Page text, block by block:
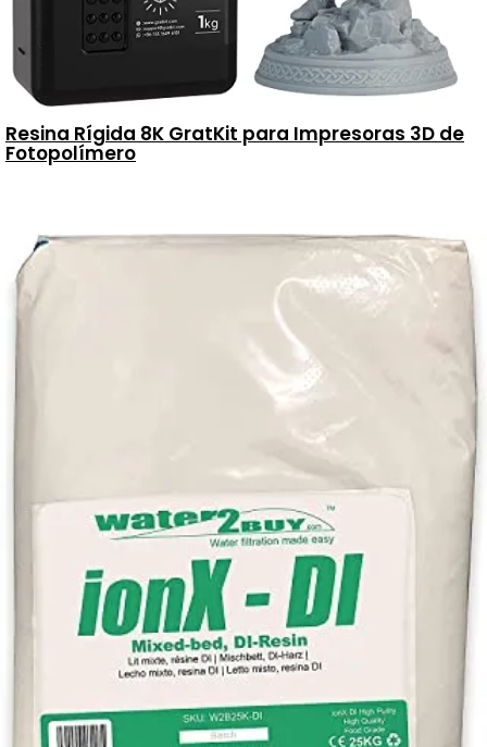
Resina Rígida 8K GratKit para Impresoras 3D de
Fotopolímero